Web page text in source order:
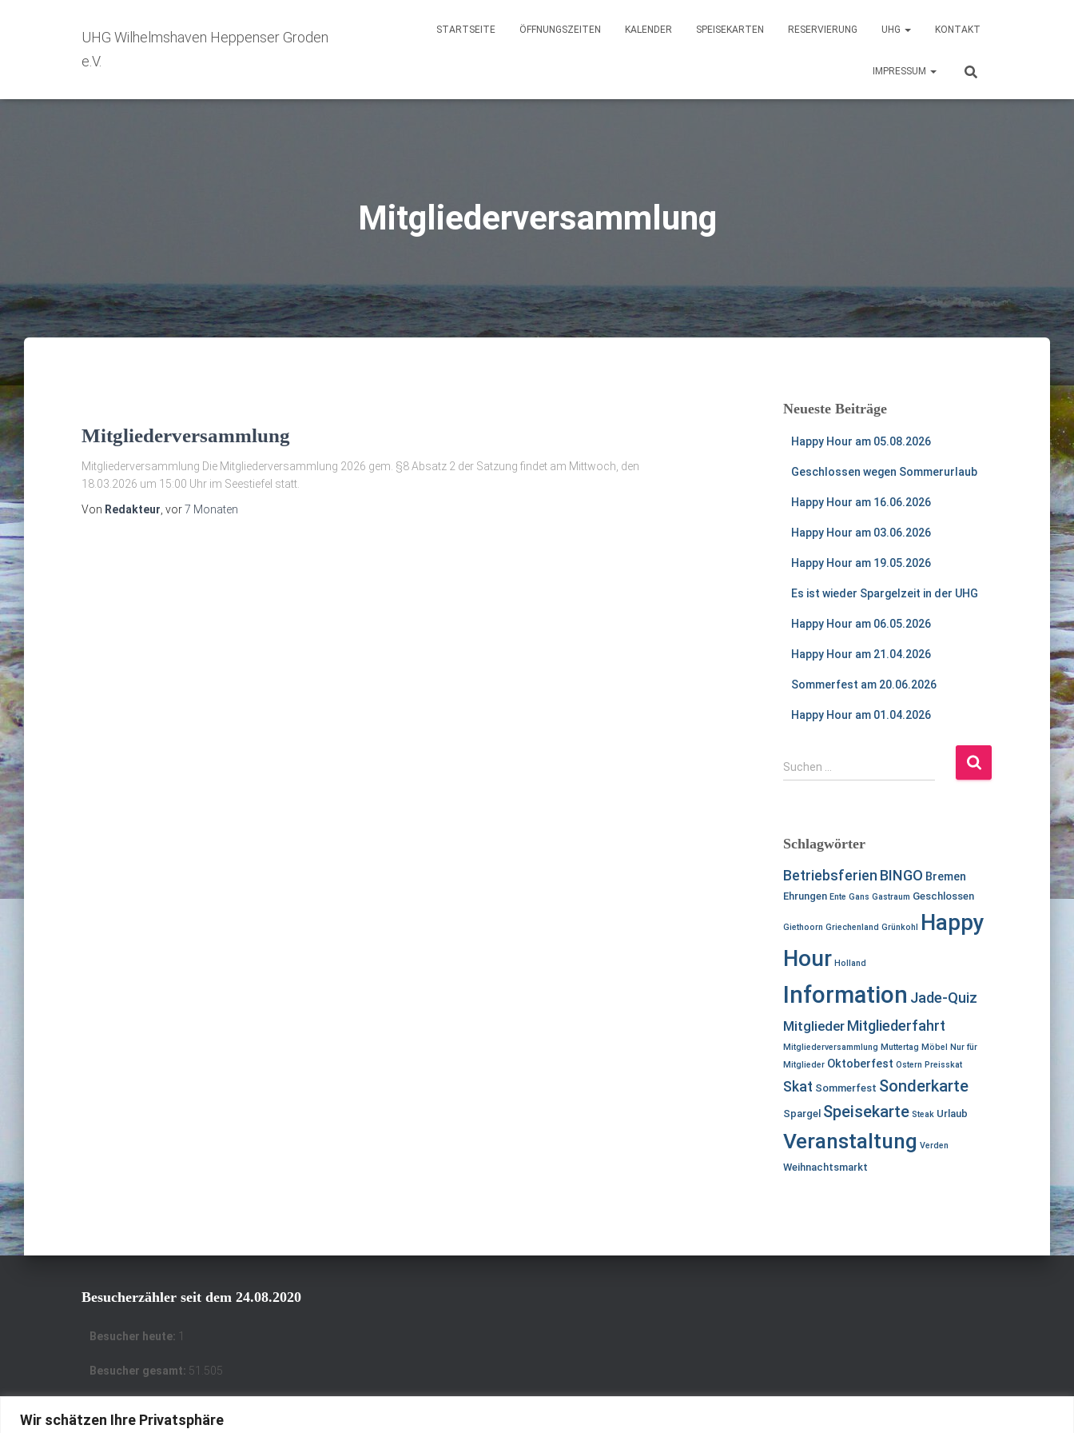
Wir schätzen Ihre Privatsphäre
UHG Wilhelmshaven Heppenser Groden
e.V.
STARTSEITE ÖFFNUNGSZEITEN KALENDER SPEISEKARTEN RESERVIERUNG UHG KONTAKT
IMPRESSUM
Mitgliederversammlung
Mitgliederversammlung
Mitgliederversammlung Die Mitgliederversammlung 2026 gem. §8 Absatz 2 der Satzung findet am Mittwoch, den
18.03.2026 um 15:00 Uhr im Seestiefel statt.
Von Redakteur , vor7 Monaten
Neueste Beiträge
Happy Hour am 05.08.2026
Geschlossen wegen Sommerurlaub
Happy Hour am 16.06.2026
Happy Hour am 03.06.2026
Happy Hour am 19.05.2026
Es ist wieder Spargelzeit in der UHG
Happy Hour am 06.05.2026
Happy Hour am 21.04.2026
Sommerfest am 20.06.2026
Happy Hour am 01.04.2026
S
u
n
a
c
Suchen …
Schlagwörter
Betriebsferien BINGO Bremen
Ehrungen Ente Gans Gastraum Geschlossen
Giethoorn Griechenland Grünkohl Happy
Hour Holland
Information Jade-Quiz
Mitglieder Mitgliederfahrt
Mitgliederversammlung Muttertag Möbel Nur für
Mitglieder Oktoberfest Ostern Preisskat
Skat Sommerfest Sonderkarte
Spargel Speisekarte Steak Urlaub
Veranstaltung Verden
Weihnachtsmarkt
Besucherzähler seit dem 24.08.2020
Besucher heute: 1
Besucher gesamt: 51.505